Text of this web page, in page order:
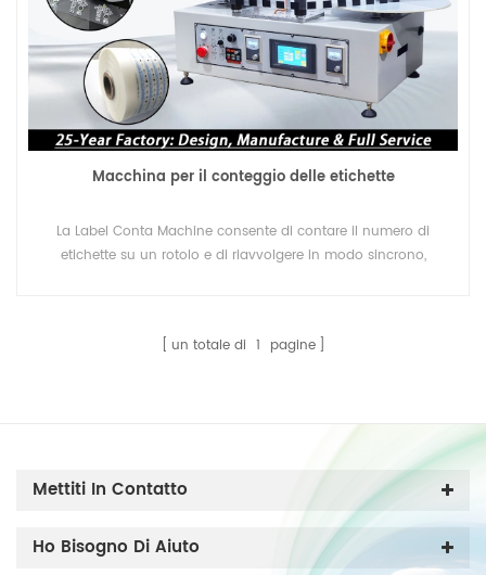
Macchina per il conteggio delle etichette
La Label Conta Machine consente di contare il numero di
etichette su un rotolo e di riavvolgere in modo sincrono,
un totale di 1 pagine
Mettiti In Contatto
Ho Bisogno Di Aiuto